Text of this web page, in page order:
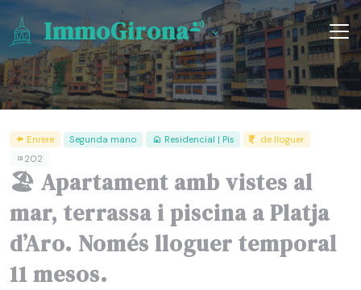
ImmoGirona
Enrere Segunda mano Residencial | Pis
de lloguer
202
🏖 Apartament amb vistes al
mar, terrassa i piscina a Platja
d’Aro. Només lloguer temporal
11 mesos.